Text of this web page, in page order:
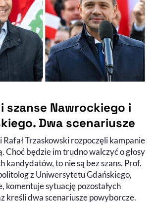
szanse Nawrockiego i
Dwa scenariusze
Trzaskowski rozpoczęli kampanie
Choć będzie im trudno walczyć o głosy
kandydatów, to nie są bez szans. Prof.
z Uniwersytetu Gdańskiego,
komentuje sytuację pozostałych
kreśli dwa scenariusze powyborcze.